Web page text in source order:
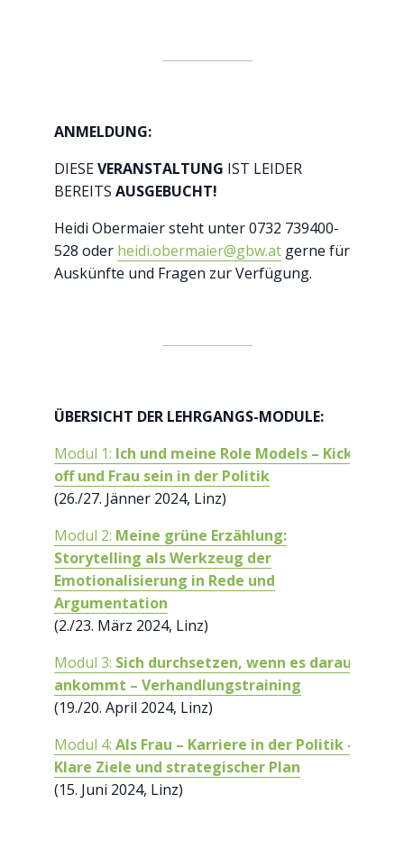
ANMELDUNG:
DIESEVERANSTALTUNG IST LEIDER
BEREITS AUSGEBUCHT!
Heidi Obermaier steht unter 0732 739400-
528 oder heidi.obermaier@gbw.at gerne für
Auskünfte und Fragen zur Verfügung.
ÜBERSICHT DER LEHRGANGS-MODULE:
Modul 1: Ich und meine Role Models – Kick-
off und Frau sein in der Politik
(26./27. Jänner 2024, Linz)
Modul 2: Meine grüne Erzählung:
Storytelling als Werkzeug der
Emotionalisierung in Rede und
Argumentation
(2./23. März 2024, Linz)
Modul 3: Sich durchsetzen, wenn es darauf
ankommt – Verhandlungstraining
(19./20. April 2024, Linz)
Modul 4:Als Frau – Karriere in der Politik –
Klare Ziele und strategischer Plan
(15. Juni 2024, Linz)